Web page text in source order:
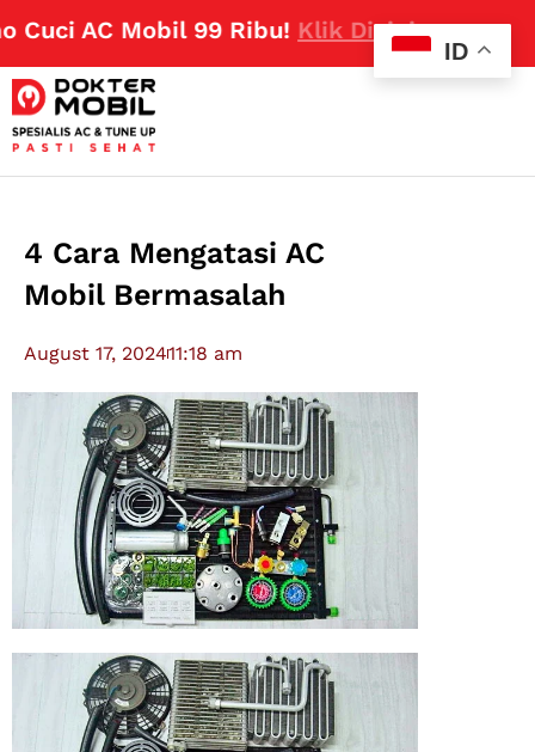
AC Mobil 99 Ribu!Klik Disini
4 Cara Mengatasi AC
Mobil Bermasalah
August 17, 202411:18 am
ID